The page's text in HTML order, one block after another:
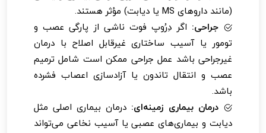
(مانند داروهای MS یا دیابت) مؤثر هستند.
جراحی: اگر دِرُوپ فوت ناشی از پارگی عصب و
تومور یا آسیب ساختاری غیرقابل اصلاح با درمان
غیرجراحی باشد عمل جراحی ممکن است شامل ترمیم
عصب و انتقال تاندون یا آزادسازی اعصاب فشرده
باشد.
درمان بیماری زمینه‌ای: درمان بیماری اصلی مثل
دیابت و بیماری‌های عصبی یا آسیب نخاعی می‌تواند